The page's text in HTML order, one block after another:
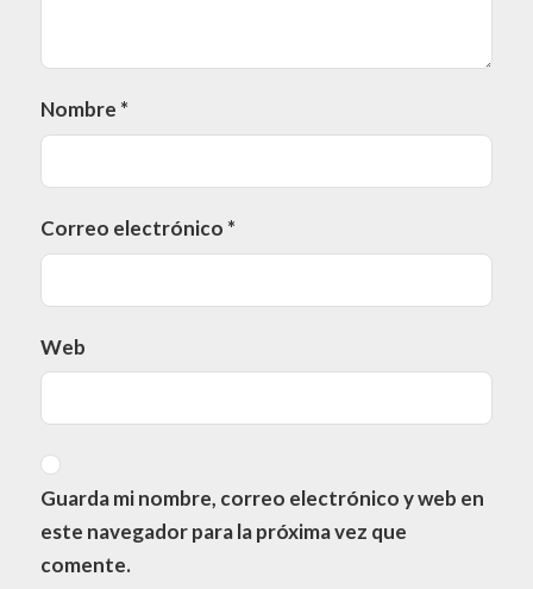
Nombre *
Correo electrónico *
Web
Guarda mi nombre, correo electrónico y web en
este navegador para la próxima vez que
comente.